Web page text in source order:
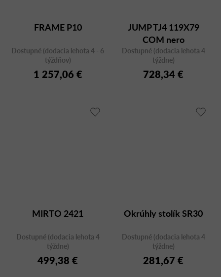
FRAME P10
Dostupné (dodacia lehota 4 - 6
týždňov)
1 257,06 €
JUMP TJ4 119X79
COM nero
Dostupné (dodacia lehota 4
týždne)
728,34 €
MIRTO 2421
Dostupné (dodacia lehota 4
týždne)
499,38 €
Okrúhly stolík SR30
Dostupné (dodacia lehota 4
týždne)
281,67 €